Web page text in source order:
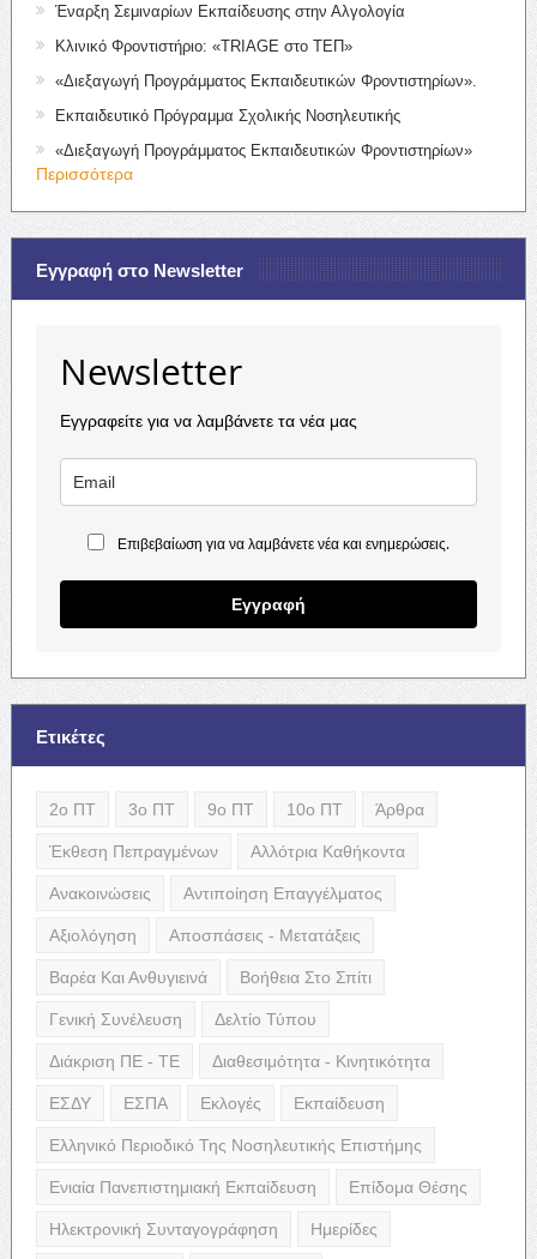
Έναρξη Σεμιναρίων Εκπαίδευσης στην Αλγολογία
Κλινικό Φροντιστήριο: «TRIAGE στο ΤΕΠ»
«Διεξαγωγή Προγράμματος Εκπαιδευτικών Φροντιστηρίων».
Εκπαιδευτικό Πρόγραμμα Σχολικής Νοσηλευτικής
«Διεξαγωγή Προγράμματος Εκπαιδευτικών Φροντιστηρίων»
Περισσότερα
Εγγραφή στο Newsletter
Newsletter
Εγγραφείτε για να λαμβάνετε τα νέα μας
Επιβεβαίωση για να λαμβάνετε νέα και ενημερώσεις.
Εγγραφή
Ετικέτες
2ο ΠΤ 3ο ΠΤ 9ο ΠΤ 10ο ΠΤ Άρθρα
Έκθεση Πεπραγμένων Αλλότρια Καθήκοντα
Ανακοινώσεις Αντιποίηση Επαγγέλματος
Αξιολόγηση Αποσπάσεις - Μετατάξεις
Βαρέα Και Ανθυγιεινά Βοήθεια Στο Σπίτι
Γενική Συνέλευση Δελτίο Τύπου
Διάκριση ΠΕ - ΤΕ Διαθεσιμότητα - Κινητικότητα
ΕΣΔΥ ΕΣΠΑ Εκλογές Εκπαίδευση
Ελληνικό Περιοδικό Της Νοσηλευτικής Επιστήμης
Ενιαία Πανεπιστημιακή Εκπαίδευση Επίδομα Θέσης
Ηλεκτρονική Συνταγογράφηση Ημερίδες